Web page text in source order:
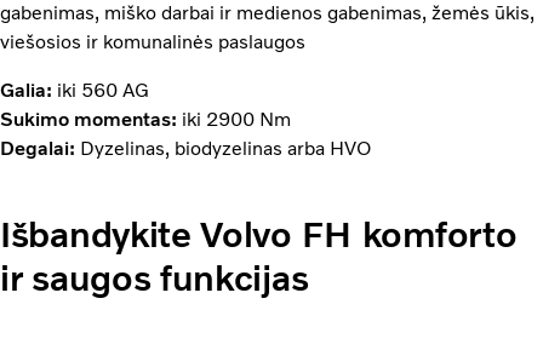
gabenimas, miško darbai ir medienos gabenimas, žemės ūkis,
viešosios ir komunalinės paslaugos
Galia: iki 560 AG
Sukimo momentas: iki 2900 Nm
Degalai: Dyzelinas, biodyzelinas arba HVO
Išbandykite Volvo FH komforto
ir saugos funkcijas